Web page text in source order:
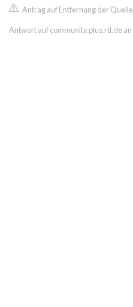
Antrag auf Entfernung der Quelle
Antwort auf community.plus.rtl.de an